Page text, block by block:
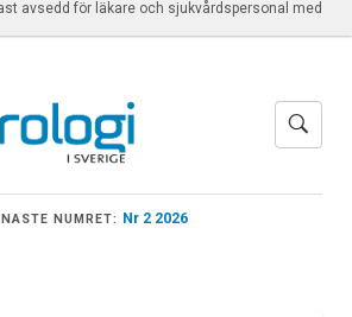
avsedd för läkare och sjukvårdspersonal med
NUMRET: Nr 2 2026